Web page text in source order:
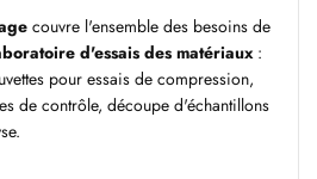
couvre l'ensemble des besoins de
d'essais des matériaux:
pour essais de compression,
de contrôle, découpe d'échantillons